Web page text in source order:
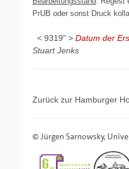
PrUB oder sonst Druck
< 9319" > Datum der
Stuart Jenks
Zurück zur Hamburger
© Jürgen Sarnowsky,